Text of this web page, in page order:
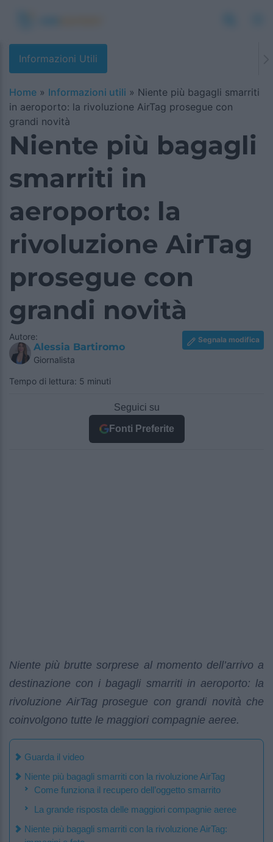
Informazioni Utili
Home » Informazioni utili » Niente più bagagli smarriti
in aeroporto: la rivoluzione AirTag prosegue con
grandi novità
Niente più bagagli
smarriti in
aeroporto: la
rivoluzione AirTag
prosegue con
grandi novità
Autore:
Alessia Bartiromo
Giornalista
Segnala modifica
Tempo di lettura: 5 minuti
Seguici su
Fonti Preferite
Niente più brutte sorprese al momento dell’arrivo a
destinazione con i bagagli smarriti in aeroporto: la
rivoluzione AirTag prosegue con grandi novità che
coinvolgono tutte le maggiori compagnie aeree.
Guarda il video
Niente più bagagli smarriti con la rivoluzione AirTag
Come funziona il recupero dell’oggetto smarrito
La grande risposta delle maggiori compagnie aeree
Niente più bagagli smarriti con la rivoluzione AirTag: